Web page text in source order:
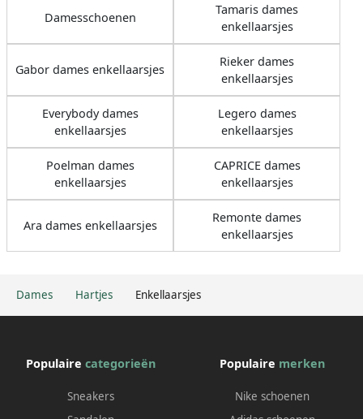
Dames Hartjes Enkellaarsjes
Damesschoenen
Tamaris dames
enkellaarsjes
Gabor dames enkellaarsjes
Rieker dames
enkellaarsjes
Everybody dames
enkellaarsjes
Legero dames
enkellaarsjes
Poelman dames
enkellaarsjes
CAPRICE dames
enkellaarsjes
Ara dames enkellaarsjes
Remonte dames
enkellaarsjes
Populaire categorieën
Sneakers
Populaire merken
Nike schoenen